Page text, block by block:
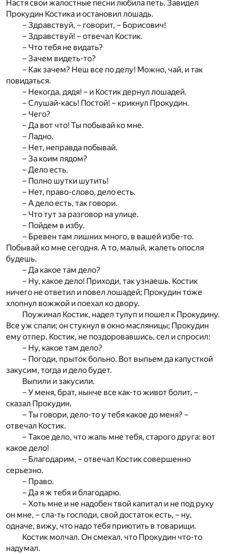
Настя свои жалостные песни любила петь. Завидел
Прокудин Костика и остановил лошадь.
– Здравствуй, – говорит, – Борисович!
– Здравствуй! – отвечал Костик.
– Что тебя не видать?
– Зачем видеть-то?
– Как зачем? Неш все по делу! Можно, чай, и так
повидаться.
– Некогда, дядя! – и Костик дернул лошадей.
– Слушай-кась! Постой! – крикнул Прокудин.
– Чего?
– Да вот что! Ты побывай ко мне.
– Ладно.
– Нет, неправда побывай.
– За коим лядом?
– Дело есть.
– Полно шутки шутить!
– Нет, право-слово, дело есть.
– А дело есть, так говори.
– Что тут за разговор на улице.
– Пойдем в избу.
– Бревен там лишних много, в вашей избе-то.
Побывай ко мне сегодня. А то, малый, жалеть опосля
будешь.
– Да какое там дело?
– Ну, какое дело! Приходи, так узнаешь. Костик
ничего не ответил и повел лошадей; Прокудин тоже
хлопнул вожжой и поехал ко двору.
Поужинал Костик, надел тулуп и пошел к Прокудину.
Все уж спали; он стукнул в окно масляницы; Прокудин
ему отпер. Костик, не поздоровавшись, сел и спросил:
– Ну, какое там дело?
– Погоди, прыток больно. Вот выпьем да капусткой
закусим, тогда и дело будет.
Выпили и закусили.
– У меня, брат, нынче все как-то живот болит, –
сказал Прокудин.
– Ты говори, дело-то у тебя какое до меня? –
отвечал Костик.
– Такое дело, что жаль мне тебя, старого друга: вот
какое дело!
– Благодарим, – отвечал Костик совершенно
серьезно.
– Право.
– Да я ж тебя и благодарю.
– Хоть мне и не надобен твой капитал и не под руку
он мне, – сла-ть господи, свой достаток есть, – ну,
одначе, вижу, что надо тебя приютить в товарищи.
Костик молчал. Он смекал, что Прокудин что-то
надумал.